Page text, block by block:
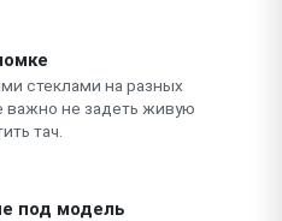
стеклами на разных
важно не задеть живую
тач.
под модель